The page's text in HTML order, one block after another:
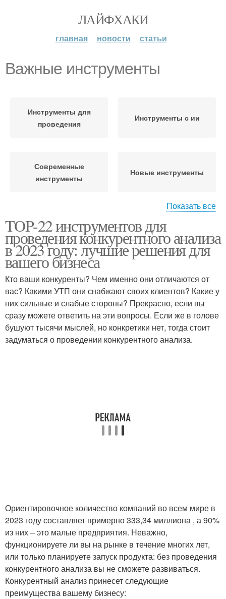
ЛАЙФХАКИ
главная новости статьи
Важные инструменты
Инструменты для
проведения
Инструменты с ии
Современные
инструменты
Новые инструменты
Инструменты для
конкурентного анализа
Показать все
TOP-22 инструментов для
проведения конкурентного анализа
в 2023 году: лучшие решения для
вашего бизнеса
Кто ваши конкуренты? Чем именно они отличаются от
вас? Какими УТП они снабжают своих клиентов? Какие у
них сильные и слабые стороны? Прекрасно, если вы
сразу можете ответить на эти вопросы. Если же в голове
бушуют тысячи мыслей, но конкретики нет, тогда стоит
задуматься о проведении конкурентного анализа.
Ориентировочное количество компаний во всем мире в
2023 году составляет примерно 333,34 миллиона , а 90%
из них – это малые предприятия. Неважно,
функционируете ли вы на рынке в течение многих лет,
или только планируете запуск продукта: без проведения
конкурентного анализа вы не сможете развиваться.
Конкурентный анализ принесет следующие
преимущества вашему бизнесу: